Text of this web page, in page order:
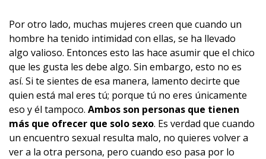
Por otro lado, muchas mujeres creen que cuando un
hombre ha tenido intimidad con ellas, se ha llevado
algo valioso. Entonces esto las hace asumir que el chico
que les gusta les debe algo. Sin embargo, esto no es
así. Si te sientes de esa manera, lamento decirte que
quien está mal eres tú; porque tú no eres únicamente
eso y él tampoco. Ambos son personas que tienen
más que ofrecer que solo sexo. Es verdad que cuando
un encuentro sexual resulta malo, no quieres volver a
ver a la otra persona, pero cuando eso pasa por lo